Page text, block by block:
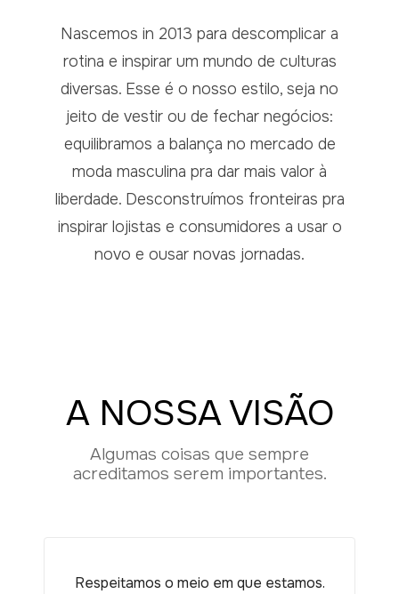
Nascemos in 2013 para descomplicar a
rotina e inspirar um mundo de culturas
diversas. Esse é o nosso estilo, seja no
jeito de vestir ou de fechar negócios:
equilibramos a balança no mercado de
moda masculina pra dar mais valor à
liberdade. Desconstruímos fronteiras pra
inspirar lojistas e consumidores a usar o
novo e ousar novas jornadas.
A NOSSA VISÃO
Algumas coisas que sempre
acreditamos serem importantes.
Respeitamos o meio em que estamos.